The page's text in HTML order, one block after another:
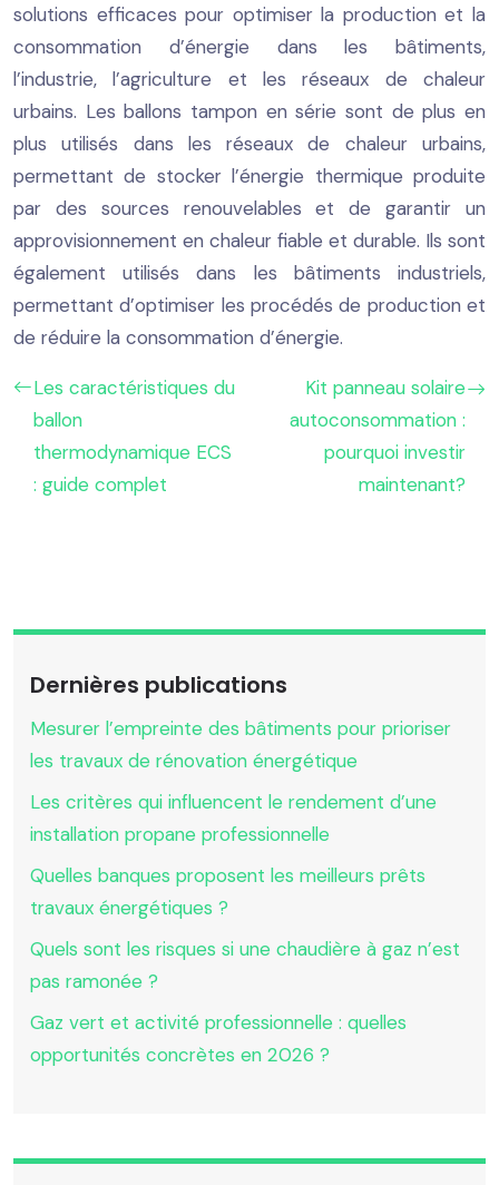
solutions efficaces pour optimiser la production et la
consommation d’énergie dans les bâtiments,
l’industrie, l’agriculture et les réseaux de chaleur
urbains. Les ballons tampon en série sont de plus en
plus utilisés dans les réseaux de chaleur urbains,
permettant de stocker l’énergie thermique produite
par des sources renouvelables et de garantir un
approvisionnement en chaleur fiable et durable. Ils sont
également utilisés dans les bâtiments industriels,
permettant d’optimiser les procédés de production et
de réduire la consommation d’énergie.
Les caractéristiques du
ballon
thermodynamique ECS
: guide complet
Kit panneau solaire
autoconsommation :
pourquoi investir
maintenant?
Dernières publications
Mesurer l’empreinte des bâtiments pour prioriser
les travaux de rénovation énergétique
Les critères qui influencent le rendement d’une
installation propane professionnelle
Quelles banques proposent les meilleurs prêts
travaux énergétiques ?
Quels sont les risques si une chaudière à gaz n’est
pas ramonée ?
Gaz vert et activité professionnelle : quelles
opportunités concrètes en 2026 ?